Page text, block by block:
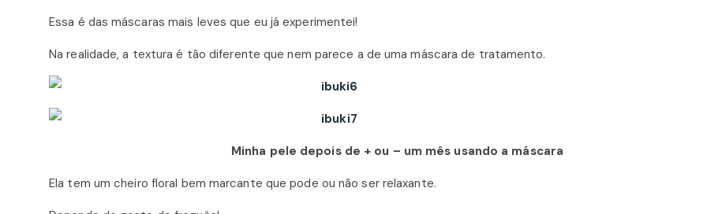
Essa é das máscaras mais leves que eu já experimentei!
Na realidade, a textura é tão diferente que nem parece a de uma máscara de tratamento.
Minha pele depois de + ou – um mês usando a máscara
Ela tem um cheiro floral bem marcante que pode ou não ser relaxante.